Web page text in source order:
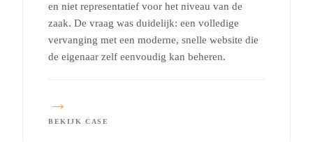
en niet representatief voor het niveau van de
zaak. De vraag was duidelijk: een volledige
vervanging met een moderne, snelle website die
de eigenaar zelf eenvoudig kan beheren.
→
BEKIJK CASE